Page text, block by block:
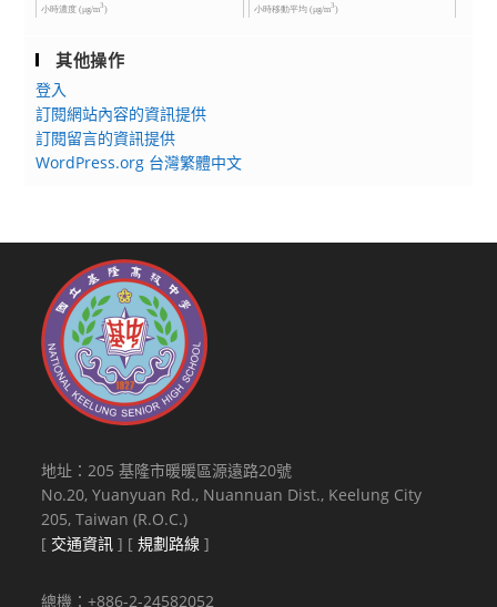
其他操作
登入
訂閱網站內容的資訊提供
訂閱留言的資訊提供
WordPress.org 台灣繁體中文
地址：205 基隆市暖暖區源遠路20號
No.20, Yuanyuan Rd., Nuannuan Dist., Keelung City
205, Taiwan (R.O.C.)
[ 交通資訊 ] [規劃路線 ]
總機：+886-2-24582052